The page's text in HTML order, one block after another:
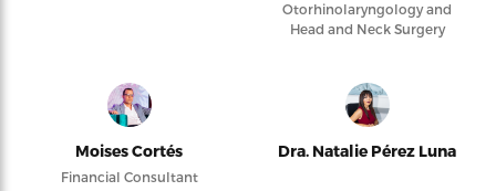
Otorhinolaryngology and
Head and Neck Surgery
Moises Cortés
Financial Consultant
Dra. Natalie Pérez Luna